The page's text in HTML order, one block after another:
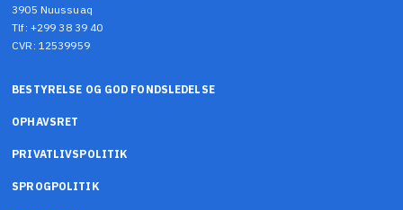
3905 Nuussuaq
Tlf: +299 38 39 40
CVR: 12539959
BESTYRELSE OG GOD FONDSLEDELSE
OPHAVSRET
PRIVATLIVSPOLITIK
SPROGPOLITIK